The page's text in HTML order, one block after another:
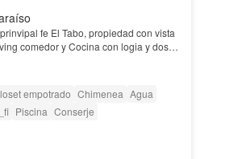
fe El Tabo, propiedad con vista
empotrado Chimenea Agua
Piscina Conserje